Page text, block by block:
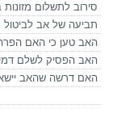
סירוב לתשלום
תביעה של אב לביטול
האב טען כי האם
האב הפסיק לשלם
האם דרשה שהאב יישא ב- 75% מסך ההוצאות